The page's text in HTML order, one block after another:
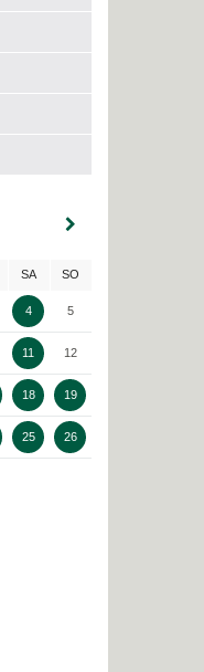
SA SO
4 5
11 12
18 19
25 26